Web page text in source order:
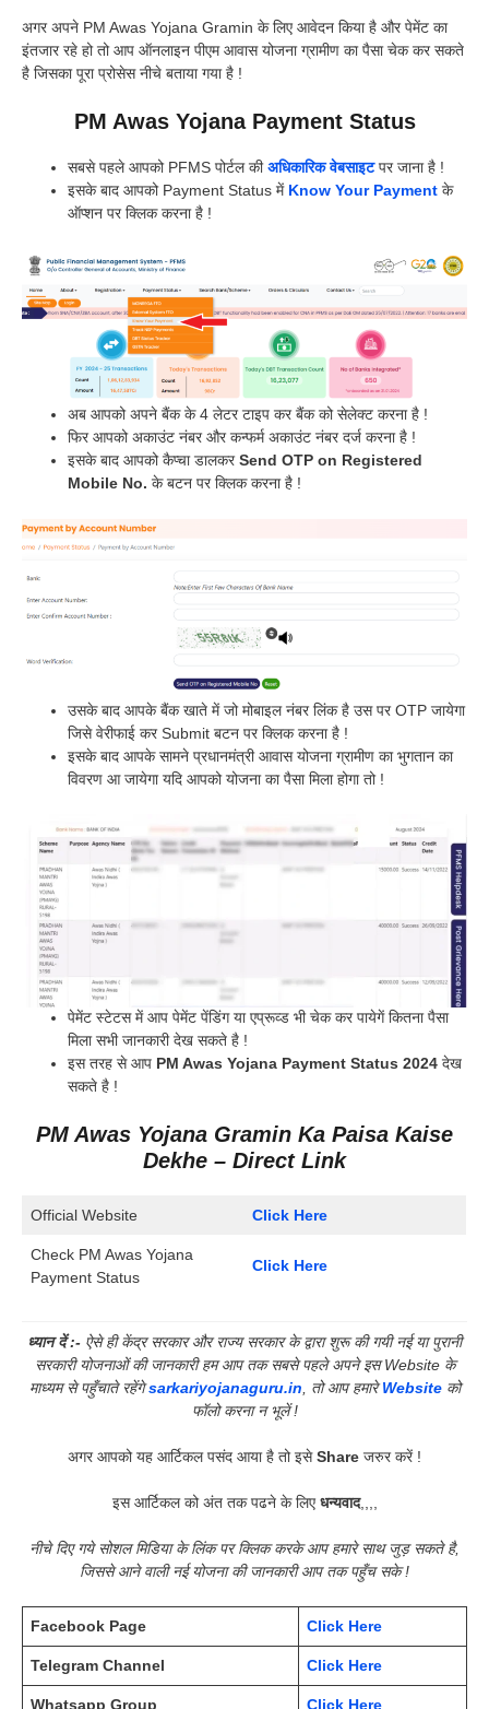
अगर अपने PM Awas Yojana Gramin के लिए आवेदन किया है और पेमेंट का
इंतजार रहे हो तो आप ऑनलाइन पीएम आवास योजना ग्रामीण का पैसा चेक कर सकते
है जिसका पूरा प्रोसेस नीचे बताया गया है !
PM Awas Yojana Payment Status
सबसे पहले आपको PFMS पोर्टल कीअधिकारिक वेबसाइटपर जाना है !
इसके बाद आपको Payment Status में Know Your Payment के
ऑप्शन पर क्लिक करना है !
अब आपको अपने बैंक के 4 लेटर टाइप कर बैंक को सेलेक्ट करना है !
फिर आपको अकाउंट नंबर और कन्फर्म अकाउंट नंबर दर्ज करना है !
इसके बाद आपको कैप्चा डालकरSend OTP on Registered
Mobile No. के बटन पर क्लिक करना है !
उसके बाद आपके बैंक खाते में जो मोबाइल नंबर लिंक है उस पर OTP जायेगा
जिसे वेरीफाई कर Submit बटन पर क्लिक करना है !
इसके बाद आपके सामने प्रधानमंत्री आवास योजना ग्रामीण का भुगतान का
विवरण आ जायेगा यदि आपको योजना का पैसा मिला होगा तो !
पेमेंट स्टेटस में आप पेमेंट पेंडिंग या एप्रूव्ड भी चेक कर पायेगें कितना पैसा
मिला सभी जानकारी देख सकते है !
इस तरह से आप PM Awas Yojana Payment Status 2024 देख
सकते है !
PM Awas Yojana Gramin Ka Paisa Kaise
Dekhe – Direct Link
Official Website Click Here
Check PM Awas Yojana
Payment Status
Click Here
ध्यान दें :- ऐसे ही केंद्र सरकार और राज्य सरकार के द्वारा शुरू की गयी नई या पुरानी
सरकारी योजनाओं की जानकारी हम आप तक सबसे पहले अपने इस Website के
माध्यम से पहुँचाते रहेंगेsarkariyojanaguru.in, तो आप हमारेWebsiteको
फॉलो करना न भूलें !
अगर आपको यह आर्टिकल पसंद आया है तो इसेShare जरुर करें !
इस आर्टिकल को अंत तक पढने के लिएधन्यवाद,,,,
नीचे दिए गये सोशल मिडिया के लिंक पर क्लिक करके आप हमारे साथ जुड़ सकते है,
जिससे आने वाली नई योजना की जानकारी आप तक पहुँच सके !
Facebook Page Click Here
Telegram Channel Click Here
Whatsapp Group Click Here